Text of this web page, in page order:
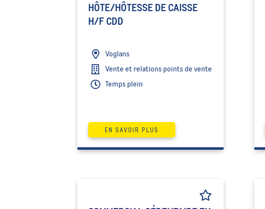
HÔTE/HÔTESSE DE CAISSE
H/F CDD
Voglans
Temps plein
Vente et relations points de vente
EN SAVOIR PLUS